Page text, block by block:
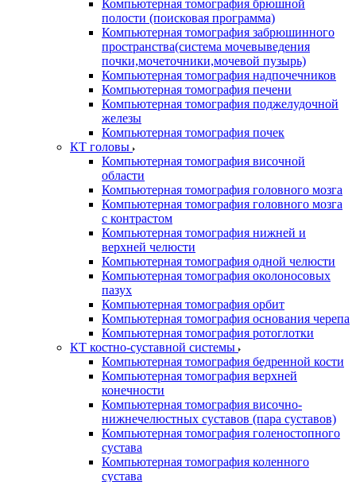
Компьютерная томография брюшной
полости (поисковая программа)
Компьютерная томография забрюшинного
пространства(система мочевыведения
почки,мочеточники,мочевой пузырь)
Компьютерная томография надпочечников
Компьютерная томография печени
Компьютерная томография поджелудочной
железы
Компьютерная томография почек
КТ головы
Компьютерная томография височной
области
Компьютерная томография головного мозга
Компьютерная томография головного мозга
с контрастом
Компьютерная томография нижней и
верхней челюсти
Компьютерная томография одной челюсти
Компьютерная томография околоносовых
пазух
Компьютерная томография орбит
Компьютерная томография основания черепа
Компьютерная томография ротоглотки
КТ костно-суставной системы
Компьютерная томография бедренной кости
Компьютерная томография верхней
конечности
Компьютерная томография височно-
нижнечелюстных суставов (пара суставов)
Компьютерная томография голеностопного
сустава
Компьютерная томография коленного
сустава